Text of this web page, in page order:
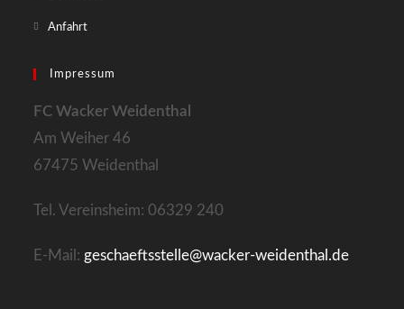
Anfahrt
Impressum
FC Wacker Weidenthal
Am Weiher 46
67475 Weidenthal
Tel. Vereinsheim: 06329 240
E-Mail: geschaeftsstelle@wacker-weidenthal.de